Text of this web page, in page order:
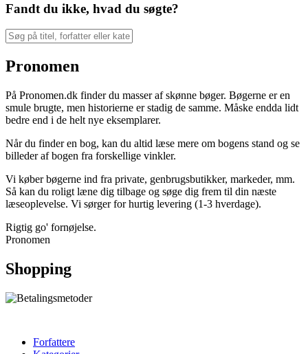
Fandt du ikke, hvad du søgte?
Pronomen
På Pronomen.dk finder du masser af skønne bøger. Bøgerne er en
smule brugte, men historierne er stadig de samme. Måske endda lidt
bedre end i de helt nye eksemplarer.
Når du finder en bog, kan du altid læse mere om bogens stand og se
billeder af bogen fra forskellige vinkler.
Vi køber bøgerne ind fra private, genbrugsbutikker, markeder, mm.
Så kan du roligt læne dig tilbage og søge dig frem til din næste
læseoplevelse. Vi sørger for hurtig levering (1-3 hverdage).
Rigtig go' fornøjelse.
Pronomen
Shopping
Forfattere